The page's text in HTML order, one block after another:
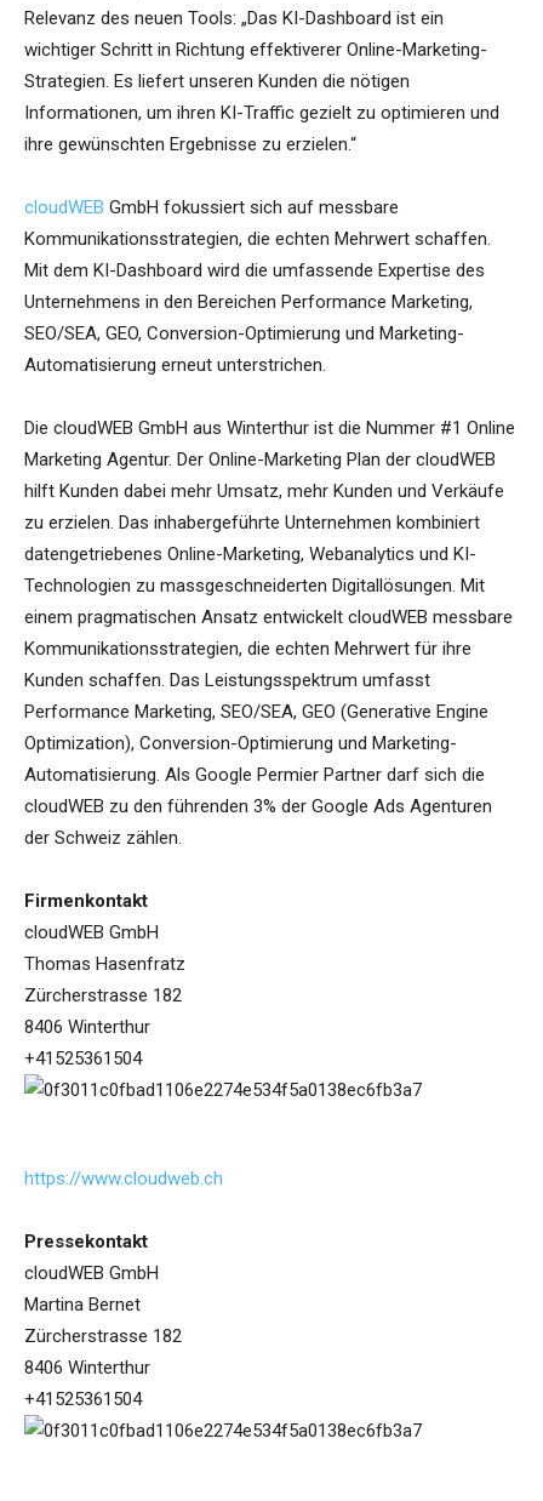
Relevanz des neuen Tools: „Das KI-Dashboard ist ein
wichtiger Schritt in Richtung effektiverer Online-Marketing-
Strategien. Es liefert unseren Kunden die nötigen
Informationen, um ihren KI-Traffic gezielt zu optimieren und
ihre gewünschten Ergebnisse zu erzielen.“
cloudWEB GmbH fokussiert sich auf messbare
Kommunikationsstrategien, die echten Mehrwert schaffen.
Mit dem KI-Dashboard wird die umfassende Expertise des
Unternehmens in den Bereichen Performance Marketing,
SEO/SEA, GEO, Conversion-Optimierung und Marketing-
Automatisierung erneut unterstrichen.
Die cloudWEB GmbH aus Winterthur ist die Nummer #1 Online
Marketing Agentur. Der Online-Marketing Plan der cloudWEB
hilft Kunden dabei mehr Umsatz, mehr Kunden und Verkäufe
zu erzielen. Das inhabergeführte Unternehmen kombiniert
datengetriebenes Online-Marketing, Webanalytics und KI-
Technologien zu massgeschneiderten Digitallösungen. Mit
einem pragmatischen Ansatz entwickelt cloudWEB messbare
Kommunikationsstrategien, die echten Mehrwert für ihre
Kunden schaffen. Das Leistungsspektrum umfasst
Performance Marketing, SEO/SEA, GEO (Generative Engine
Optimization), Conversion-Optimierung und Marketing-
Automatisierung. Als Google Permier Partner darf sich die
cloudWEB zu den führenden 3% der Google Ads Agenturen
der Schweiz zählen.
Firmenkontakt
cloudWEB GmbH
Thomas Hasenfratz
Zürcherstrasse 182
8406 Winterthur
+41525361504
https://www.cloudweb.ch
Pressekontakt
cloudWEB GmbH
Martina Bernet
Zürcherstrasse 182
8406 Winterthur
+41525361504